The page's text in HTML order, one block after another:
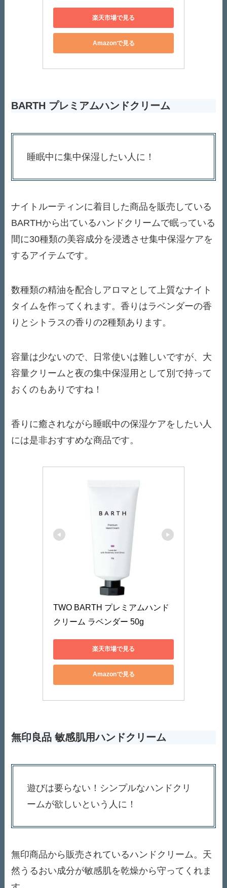
楽天市場で見る
Amazonで見る
BARTH プレミアムハンドクリーム
睡眠中に集中保湿したい人に！
ナイトルーティンに着目した商品を販売している
BARTHから出ているハンドクリームで眠っている
間に30種類の美容成分を浸透させ集中保湿ケアを
するアイテムです。
数種類の精油を配合しアロマとして上質なナイト
タイムを作ってくれます。香りはラベンダーの香
りとシトラスの香りの2種類あります。
容量は少ないので、日常使いは難しいですが、大
容量クリームと夜の集中保湿用として別で持って
おくのもありですね！
香りに癒されながら睡眠中の保湿ケアをしたい人
には是非おすすめな商品です。
TWO BARTH プレミアムハンド
クリーム ラベンダー 50g
楽天市場で見る
Amazonで見る
無印良品 敏感肌用ハンドクリーム
遊びは要らない！シンプルなハンドクリ
ームが欲しいという人に！
無印商品から販売されているハンドクリーム。天
然うるおい成分が敏感肌を乾燥から守ってくれま